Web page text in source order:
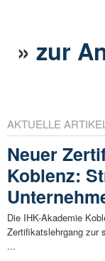
»zur
AKTUELLE
Neuer
Koblenz:
Die IHK-Akademie
Zertifikatslehrgang zur
...